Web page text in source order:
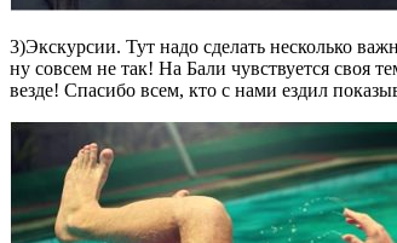
3)Экскурсии. Тут надо сделать несколько
ну совсем не так! На Бали чувствуется своя
везде! Спасибо всем, кто с нами ездил